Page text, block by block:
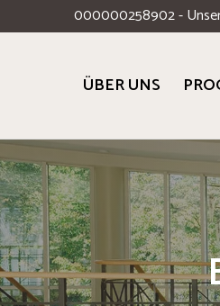
000000258902 -
ÜBER UNS